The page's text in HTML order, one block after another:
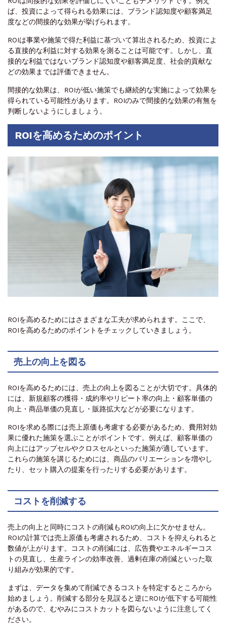
ば、投資によって得られる効果には、ブランド認知度や顧客満足
度などの間接的な効果が挙げられます。
ROIは事業や施策で得た利益に基づいて算出されるため、投資によ
る直接的な利益に対する効果を測ることは可能です。しかし、直
接的な利益ではないブランド認知度や顧客満足度、社会的貢献な
どの効果までは評価できません。
間接的な効果は、ROIが低い施策でも継続的な実施によって効果を
得られている可能性があります。ROIのみで間接的な効果の有無を
判断しないようにしましょう。
ROIを高めるためのポイント
ROIを高めるためにはさまざまな工夫が求められます。ここで、
ROIを高めるためのポイントをチェックしていきましょう。
売上の向上を図る
ROIを高めるためには、売上の向上を図ることが大切です。具体的
には、新規顧客の獲得・成約率やリピート率の向上・顧客単価の
向上・商品単価の見直し・販路拡大などが必要になります。
ROIを求める際には売上原価も考慮する必要があるため、費用対効
果に優れた施策を選ぶことがポイントです。例えば、顧客単価の
向上にはアップセルやクロスセルといった施策が適しています。
これらの施策を講じるためには、商品のバリエーションを増やし
たり、セット購入の提案を行ったりする必要があります。
コストを削減する
売上の向上と同時にコストの削減もROIの向上に欠かせません。
ROIの計算では売上原価も考慮されるため、コストを抑えられると
数値が上がります。コストの削減には、広告費やエネルギーコス
トの見直し、生産ラインの効率改善、過剰在庫の削減といった取
り組みが効果的です。
まずは、データを集めて削減できるコストを特定するところから
始めましょう。削減する部分を見誤ると逆にROIが低下する可能性
があるので、むやみにコストカットを図らないように注意してく
ださい。